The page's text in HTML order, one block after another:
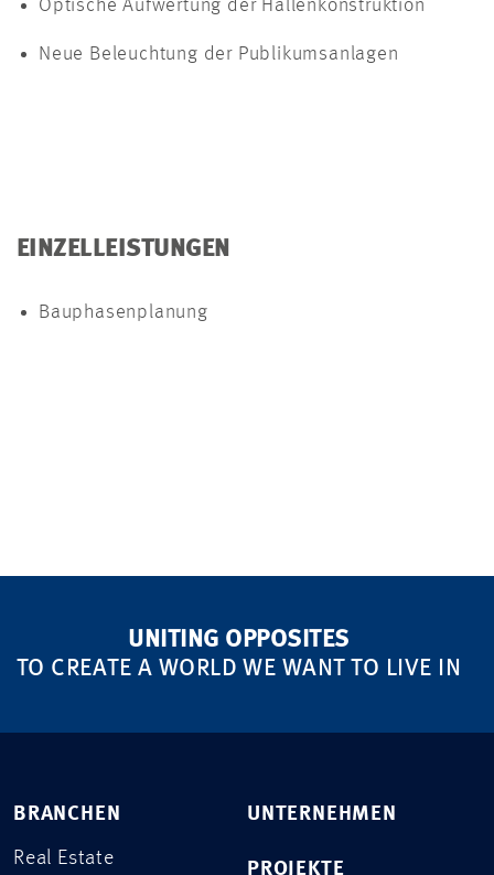
Optische Aufwertung der Hallenkonstruktion
Neue Beleuchtung der Publikumsanlagen
EINZELLEISTUNGEN
Bauphasenplanung
UNITING OPPOSITES
TO CREATE A WORLD WE WANT TO LIVE IN
BRANCHEN
Real Estate
UNTERNEHMEN
PROJEKTE